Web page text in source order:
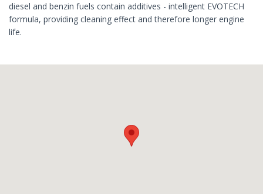
diesel and benzin fuels contain additives - intelligent EVOTECH
formula, providing cleaning effect and therefore longer engine
life.